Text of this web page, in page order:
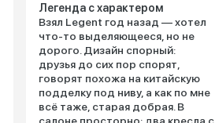
Легенда с характером
Взял Legent год назад — хотел
что-то выделяющееся, но не
дорого. Дизайн спорный:
друзья до сих пор спорят,
говорят похожа на китайскую
подделку под ниву, а как по мне
всё таже, старая добрая. В